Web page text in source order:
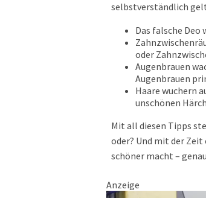
selbstverständlich
Das falsche
oder
Augenbrauen
Augenbrauen
Haare wuchern
unschönen
Mit all diesen Tipps
oder? Und mit der
schöner macht –
Anzeige